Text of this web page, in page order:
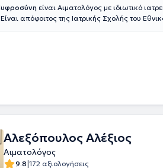
είναι Αιματολόγος με ιδιωτικό
απόφοιτος της Ιατρικής Σχολής του
και στην αιματολογία της κύησης, καθέξιν
κτλ. στο πανεπιστημιακό Αρεταίειο
Μεταμόσχευση μυελού των οστών και τις
στο Λαϊκό νοσοκομείο Αθηνών και παίδων
Αλεξόπουλος Αλέξιος
Αιματολόγος
9.8|172 αξιολογήσεις